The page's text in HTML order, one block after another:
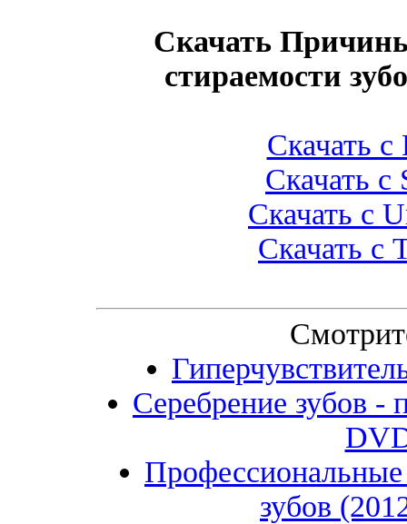
Скачать
стираемости
Скачать
Скачать с
Скачать с
Скачать с
Серебрение зубов -
зубов